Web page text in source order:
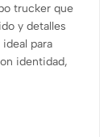
trucker que
y detalles
para
identidad,